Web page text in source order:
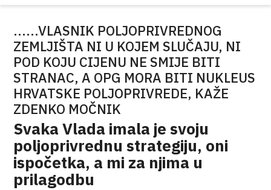
......VLASNIK POLJOPRIVREDNOG
ZEMLJIŠTA NI U KOJEM SLUČAJU, NI
POD KOJU CIJENU NE SMIJE BITI
STRANAC, A OPG MORA BITI NUKLEUS
HRVATSKE POLJOPRIVREDE, KAŽE
ZDENKO MOČNIK
Svaka Vlada imala je svoju
poljoprivrednu strategiju, oni
ispočetka, a mi za njima u
prilagodbu